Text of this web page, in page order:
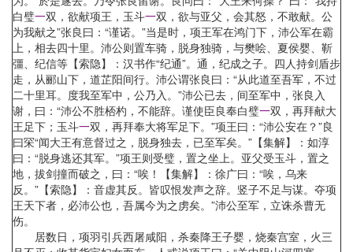
白璧一双，欲献项王，玉斗一双，欲与亚父，会其怒，不敢献。公
为我献之”张良曰：“谨诺。”当是时，项王军在鸿门下，沛公军在霸
上，相去四十里。沛公则置车骑，脱身独骑，与樊哙、夏侯婴、靳
彊、纪信等【索隐】：汉书作“纪通”。通，纪成之子。四人持剑盾步
走，从郦山下，道芷阳间行。沛公谓张良曰：“从此道至吾军，不过
二十里耳。度我至军中，公乃入。”沛公已去，间至军中，张良入
谢，曰：“沛公不胜桮杓，不能辞。谨使臣良奉白璧一双，再拜献大
王足下；玉斗一双，再拜奉大将军足下。”项王曰：“沛公安在？”良
曰罙“闻大王有意督过之，脱身独去，已至军矣。”【集解】：如淳
曰：“脱身逃还其军。”项王则受璧，置之坐上。亚父受玉斗，置之
地，拔剑撞而破之，曰：“唉！【集解】：徐广曰：“唉，乌来
反。”【索隐】：音虚其反。皆叹恨发声之辞。竖子不足与谋。夺项
王天下者，必沛公也，吾属今为之虏矣。”沛公至军，立诛杀曹无
伤。
居数日，项羽引兵西屠咸阳，杀秦降王子婴，烧秦宫室，火三